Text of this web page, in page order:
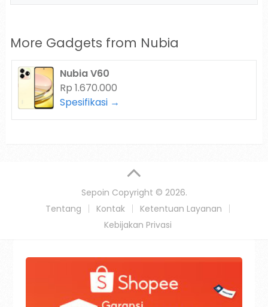
More Gadgets from Nubia
Nubia V60
Rp 1.670.000
Spesifikasi →
Sepoin Copyright © 2026.
Tentang
Kontak
Ketentuan Layanan
Kebijakan Privasi